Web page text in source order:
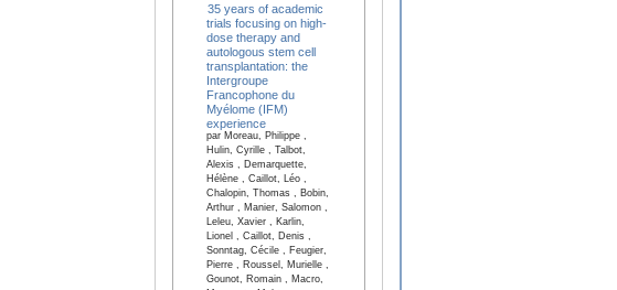
35 years of academic
trials focusing on high-
dose therapy and
autologous stem cell
transplantation: the
Intergroupe
Francophone du
Myélome (IFM)
experience
par Moreau, Philippe ,
Hulin, Cyrille , Talbot,
Alexis , Demarquette,
Hélène , Caillot, Léo ,
Chalopin, Thomas , Bobin,
Arthur , Manier, Salomon ,
Leleu, Xavier , Karlin,
Lionel , Caillot, Denis ,
Sonntag, Cécile , Feugier,
Pierre , Roussel, Murielle ,
Gounot, Romain , Macro,